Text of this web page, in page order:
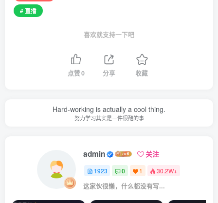
# 直播
喜欢就支持一下吧
点赞0 分享 收藏
Hard-working is actually a cool thing.
努力学习其实是一件很酷的事
admin 关注
1923 0 1 30.2W+
这家伙很懒，什么都没有写...